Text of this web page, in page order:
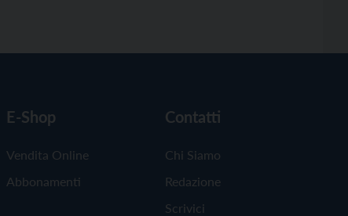
E-Shop
Vendita Online
Abbonamenti
Contatti
Chi Siamo
Redazione
Scrivici